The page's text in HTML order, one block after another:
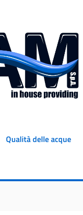
Qualità delle acque